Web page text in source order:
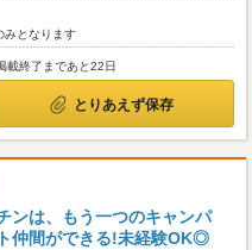
みとなります
載終了まであと22日
とりあえず保存
ンは、もう一つのキャンパ
仲間ができる!未経験OK◎